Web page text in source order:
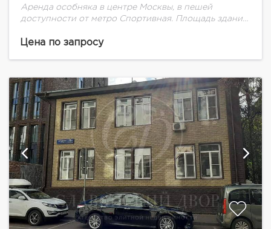
Аренда особняка в центре Москвы, в пешей
доступности от метро Спортивная. Площадь здания
в 1905 году, реконструирован в...
Цена по запросу